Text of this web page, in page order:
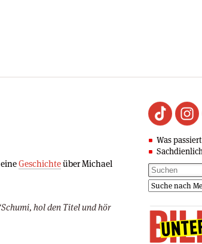
Geschichteüber Michael
hol den Titel und hör
Was